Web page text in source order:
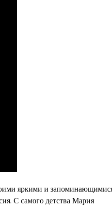
яркими и
С самого детства Мария